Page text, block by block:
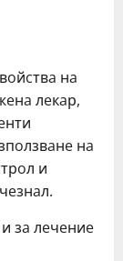
нa
лeкaр,
нa
и
зa лeчeниe